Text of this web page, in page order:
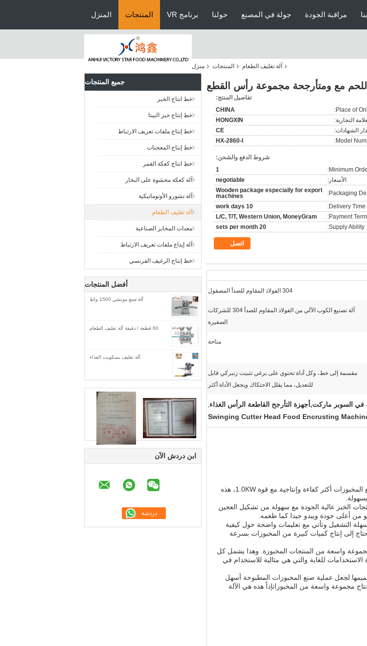
المنزل المنتجات برنامج VR حولنا جولة في المصنع مراقبة الجودة
منزل
المنتجات آلة تغليف الطعام
جميع المنتجات
خط انتاج الخبز
خط إنتاج خبز البيتا
خط إنتاج ملفات تعريف الارتباط
خط إنتاج المعجنات
خط انتاج كعكة القمر
آلة كعكة محشوة على البخار
آلة تشورو الأوتوماتيكية
آلة تغليف الطعام
معدات المخابز الصناعية
آلة إيداع ملفات تعريف الارتباط
خط إنتاج الرغيف الفرنسي
أفضل المنتجات
آلة صنع موتشي 1500 واط
60 قطعة / دقيقة آلة تغليف الطعام
آلة تغليف بسكويت الغذاء
ابن دردش الآن
مع ومتأرجحة مجموعة رأس القطع
تفاصيل المنتج:
Place of
CHINA
التجارية:
HONGXIN
الشهادات:
CE
Model
HX-2860-I
شروط الدفع والشحن:
Minimum
1
الأسعار:
negotiable
Packaging
Wooden package especially for export
machines
Delivery Time:
10 work days
Payment
L/C, T/T, Western Union, MoneyGram
Supply Ability:
20 sets per month
اتصل
304 الفولاذ المقاوم للصدأ المصقول
آلة تصنيع الكوب الآلي من الفولاذ المقاوم للصدأ 304 للشركات
الصغيرة
متاحة
مقسمة إلى خط، وكل أداة تحتوي على برغي تثبيت زنبركي قابل
للتعديل، مما يقلل الاحتكاك ويجعل الأداة أكثر
في السوبر ماركت,أجهزة التأرجح القاطعة الرأس الغذاء,
Swinging Cutter Head Food Encrusting
هذه الآلة تتبع فئة المنتجات من أجهزة الغذاء و مصممة لجعل عملية صنع المخبوزات أكثر كفاءة وإنتاجية.مع قوة 1.0KW، هذه
الخبز عالية الجودة مع سهولة.من تشكيل العجين
من أعلى جودة ويبدو جيدا كما طعمه.
سهلة التشغيل وتأتي مع تعليمات واضحة حول كيفية
إلى إنتاج كميات كبيرة من المخبوزات بسرعة
واسعة من المنتجات المخبوزة. وهذا يشمل كل
للغاية والتي هي مثالية للاستخدام في
لجعل عملية صنع المخبوزات المطبوخة أسهل
مجموعة واسعة من المخبوزاتإذاً هذه هي الآلة